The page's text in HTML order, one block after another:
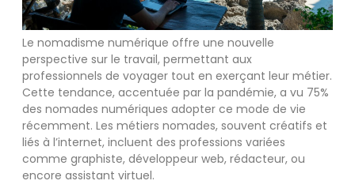
Le nomadisme numérique offre une nouvelle
perspective sur le travail, permettant aux
professionnels de voyager tout en exerçant leur métier.
Cette tendance, accentuée par la pandémie, a vu 75%
des nomades numériques adopter ce mode de vie
récemment. Les métiers nomades, souvent créatifs et
liés à l’internet, incluent des professions variées
comme graphiste, développeur web, rédacteur, ou
encore assistant virtuel.